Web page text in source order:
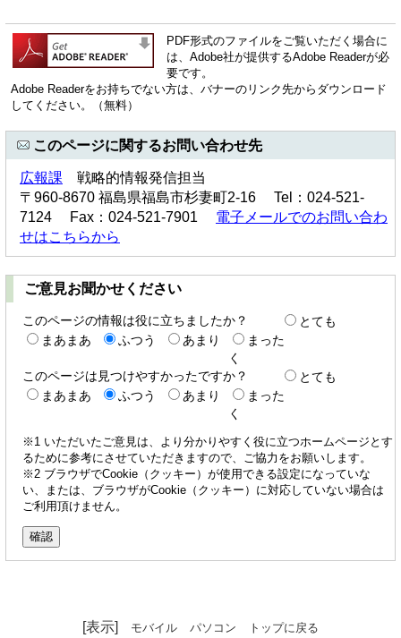
PDF形式のファイルをご覧いただく場合に
は、Adobe社が提供するAdobe Readerが必
要です。
Adobe Readerをお持ちでない方は、バナーのリンク先からダウンロード
してください。（無料）
このページに関するお問い合わせ先
広報課 戦略的情報発信担当
〒960-8670 福島県福島市杉妻町2-16 Tel：024-521-
7124 Fax：024-521-7901 電子メールでのお問い合わ
せはこちらから
ご意見お聞かせください
このページの情報は役に立ちましたか？
とても
まあまあ
ふつう あまり
まった
く
このページは見つけやすかったですか？
とても
まあまあ
ふつう あまり
まった
く
※1 いただいたご意見は、より分かりやすく役に立つホームページとす
るために参考にさせていただきますので、ご協力をお願いします。
※2 ブラウザでCookie（クッキー）が使用できる設定になっていな
い、または、ブラウザがCookie（クッキー）に対応していない場合は
ご利用頂けません。
[表示] モバイル パソコン トップに戻る